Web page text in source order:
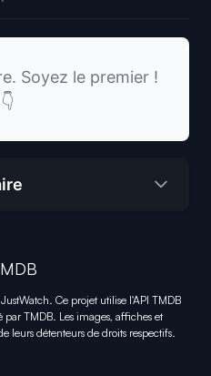
Soyez le premier !
👇
Ce projet utilise l'API TMDB
TMDB. Les images, affiches et
leurs détenteurs de droits respectifs.